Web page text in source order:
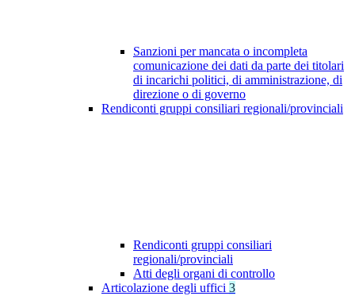
Sanzioni per mancata o incompleta
comunicazione dei dati da parte dei titolari
di incarichi politici, di amministrazione, di
direzione o di governo
Rendiconti gruppi consiliari regionali/provinciali
Rendiconti gruppi consiliari
regionali/provinciali
Atti degli organi di controllo
Articolazione degli uffici 3